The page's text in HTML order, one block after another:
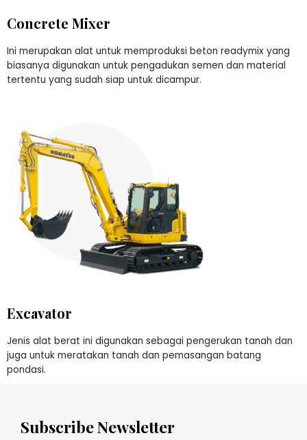
Concrete Mixer
Ini merupakan alat untuk memproduksi beton readymix yang
biasanya digunakan untuk pengadukan semen dan material
tertentu yang sudah siap untuk dicampur.
Excavator
Jenis alat berat ini digunakan sebagai pengerukan tanah dan
juga untuk meratakan tanah dan pemasangan batang
pondasi.
Subscribe Newsletter